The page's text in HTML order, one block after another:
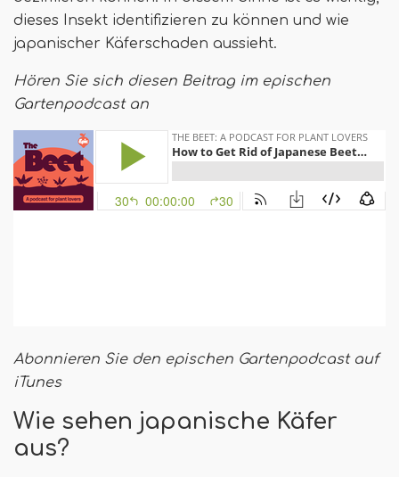
dieses Insekt identifizieren zu können und wie
japanischer Käferschaden aussieht.
Hören Sie sich diesen Beitrag im epischen
Gartenpodcast an
Abonnieren Sie den epischen Gartenpodcast auf
iTunes
Wie sehen japanische Käfer
aus?